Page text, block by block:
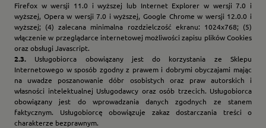
Firefox w wersji 11.0 i wyższej lub Internet Explorer w wersji 7.0 i
wyższej, Opera w wersji 7.0 i wyższej, Google Chrome w wersji 12.0.0 i
wyższej; (4) zalecana minimalna rozdzielczość ekranu: 1024x768; (5)
włączenie w przeglądarce internetowej możliwości zapisu plików Cookies
oraz obsługi Javascript.
2.3. Usługobiorca obowiązany jest do korzystania ze Sklepu
Internetowego w sposób zgodny z prawem i dobrymi obyczajami mając
na uwadze poszanowanie dóbr osobistych oraz praw autorskich i
własności intelektualnej Usługodawcy oraz osób trzecich. Usługobiorca
obowiązany jest do wprowadzania danych zgodnych ze stanem
faktycznym. Usługobiorcę obowiązuje zakaz dostarczania treści o
charakterze bezprawnym.